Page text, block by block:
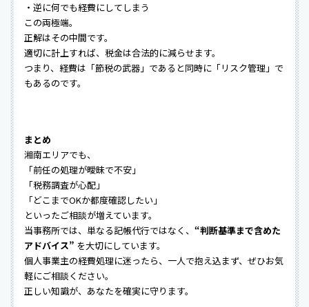
・逆に何でも経費にしてしまう
この両極端。
正解はその中間です。
適切に計上すれば、税金は合法的に減らせます。
つまり、経費は「節税の武器」であると同時に「リスク管理」で
もあるのです。
まとめ
湘南エリアでも、
「前任の処理が曖昧で不安」
「税務調査が心配」
「どこまでOKか都度確認したい」
といったご相談が増えています。
当事務所では、単なる記帳代行ではなく、 “判断基準まで含めた
アドバイス” を大切にしています。
個人事業主の経費処理に迷ったら、一人で抱え込まず、ぜひお気
軽にご相談ください。
正しい知識が、あなたを確実に守ります。